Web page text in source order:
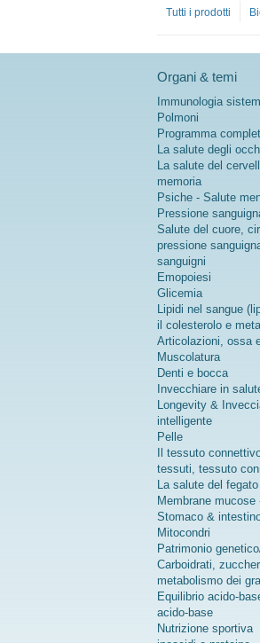
Tutti i prodotti
Organi & temi
Immunologia
Polmoni
Programma
La salute degli
La salute del
memoria
Psiche - Salute
Pressione
Salute del cuore,
pressione
sanguigni
Emopoiesi
Glicemia
Lipidi nel sangue
il colesterolo e
Articolazioni, ossa
Muscolatura
Denti e bocca
Invecchiare in
Longevity &
intelligente
Pelle
Il tessuto
tessuti, tessuto
La salute del fegato
Membrane mucose
Stomaco &
Mitocondri
Patrimonio
Carboidrati,
metabolismo dei
Equilibrio acido-
acido-base
Nutrizione sportiva